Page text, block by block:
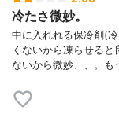
冷たさ微妙。
中に入れれる保冷剤(
くないから凍らせる
ないから微妙、、。も